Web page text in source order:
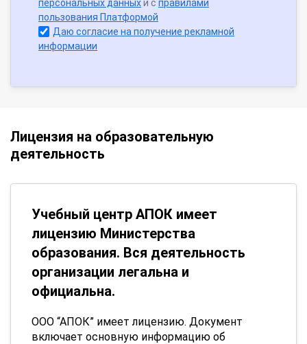
персональных данныхи с правилами
пользования Платформой
Даю согласие на получение рекламной
информации
Лицензия на образовательную
деятельность
Учебный центр АПОК имеет
лицензию Министерства
образования. Вся деятельность
организации легальна и
официальна.
ООО “АПОК” имеет лицензию. Документ
включает основную информацию об